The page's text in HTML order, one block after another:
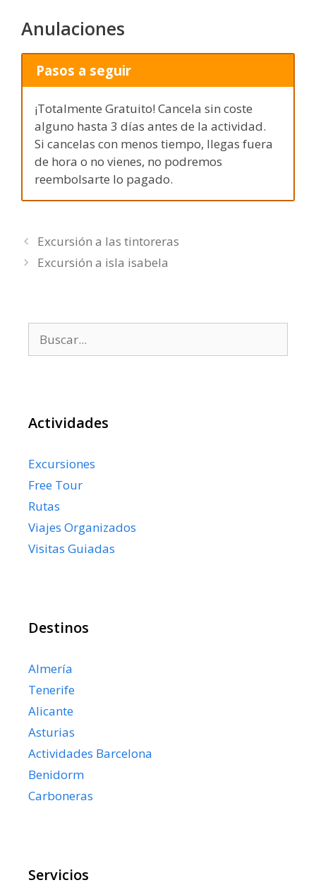
Anulaciones
Pasos a seguir
¡Totalmente Gratuito! Cancela sin coste
alguno hasta 3 días antes de la actividad.
Si cancelas con menos tiempo, llegas fuera
de hora o no vienes, no podremos
reembolsarte lo pagado.
Excursión a las tintoreras
Excursión a isla isabela
Actividades
Excursiones
Free Tour
Rutas
Viajes Organizados
Visitas Guiadas
Destinos
Almería
Tenerife
Alicante
Asturias
Actividades Barcelona
Benidorm
Carboneras
Servicios